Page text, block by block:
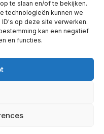
te slaan en/of te bekijken.
technologieën kunnen we
op deze site verwerken.
kan een negatief
en functies.